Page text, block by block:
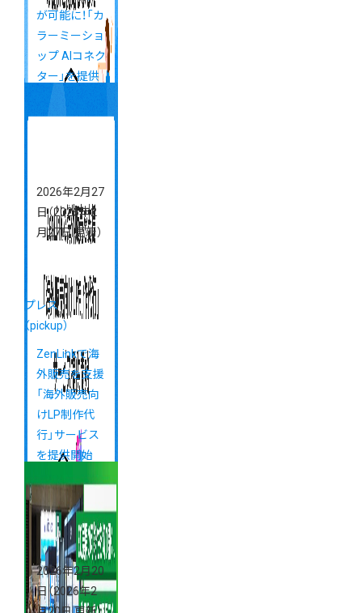
が可能に！「カ
ラーミーショ
ップ AIコネク
ター」を提供
開始（6/1更
新）
2026年2月27
日（2026年2
月27日 更新）
プレス
（pickup）
ZenLinkで海
外販売を支援
「海外販売向
けLP制作代
行」サービス
を提供開始
2026年2月20
日 （2026年2